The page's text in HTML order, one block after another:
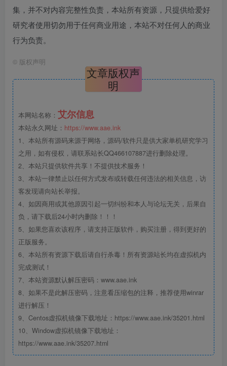
集，并不对内容完整性负责，本站所有资源，只提供给爱好
研究者使用切勿用于任何商业用途，本站不对任何人的商业
行为负责。
© 版权声明
文章版权声
明
本网站名称： 艾尔信息
本站永久网址： https://www.aae.ink
1、本站所有源码来源于网络，源码/软件只是供大家单机研究学习
之用，如有侵权，请联系站长QQ466107887进行删除处理。
2、本站只提供软件共享！不提供技术服务！
3、本站一律禁止以任何方式发布或转载任何违法的相关信息，访
客发现请向站长举报。
4、如因商用或其他原因引起一切纠纷和本人与论坛无关，后果自
负，请下载后24小时内删除！！！
5、如果您喜欢该程序，请支持正版软件，购买注册，得到更好的
正版服务。
6、本站所有资源下载后请自行杀毒！所有资源站长均在虚拟机内
完成测试！
7、本站资源默认解压密码：www.aae.ink
8、如果不是此解压密码，注意看压缩包的注释，推荐使用winrar
进行解压！
9、Centos虚拟机镜像下载地址：https://www.aae.ink/35201.html
10、Window虚拟机镜像下载地址：
https://www.aae.ink/35207.html